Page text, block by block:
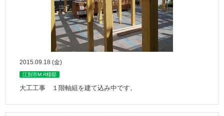
2015.09.18 (金)
江別市M.R様邸
大工工事 １階軸組を建て込み中です。